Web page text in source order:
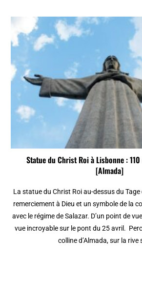
Statue du Christ Roi à Lisbonne :
[Almada]
La statue du Christ Roi au-dessus du
remerciement à Dieu et un symbole de la
avec le régime de Salazar. D’un point de
vue incroyable sur le pont du 25 avril.
colline d’Almada, sur la rive